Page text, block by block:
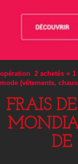
opération 2 achetés =
mode (vêtements,
FRAIS
DE